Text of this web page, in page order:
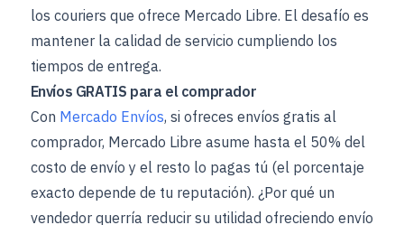
los couriers que ofrece Mercado Libre. El desafío es
mantener la calidad de servicio cumpliendo los
tiempos de entrega.
Envíos GRATIS para el comprador
Con Mercado Envíos, si ofreces envíos gratis al
comprador, Mercado Libre asume hasta el 50% del
costo de envío y el resto lo pagas tú (el porcentaje
exacto depende de tu reputación). ¿Por qué un
vendedor querría reducir su utilidad ofreciendo envío